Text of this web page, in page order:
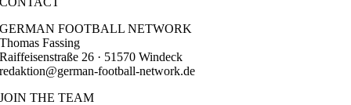
GERMAN FOOTBALL NETWORK
Thomas Fassing
Raiffeisenstraße 26 · 51570 Windeck
redaktion@german-football-network.de
JOIN THE TEAM